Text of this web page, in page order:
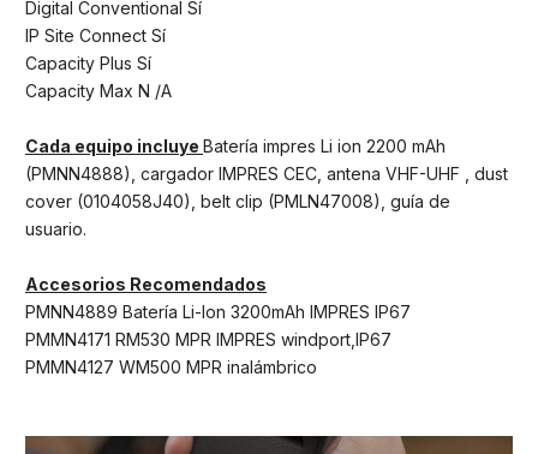
Digital Conventional Sí
IP Site Connect Sí
Capacity Plus Sí
Capacity Max N /A
Cada equipo incluye Batería impres Li ion 2200 mAh
(PMNN4888), cargador IMPRES CEC, antena VHF-UHF , dust
cover (0104058J40), belt clip (PMLN47008), guía de
usuario.
Accesorios Recomendados
PMNN4889 Batería Li-Ion 3200mAh IMPRES IP67
PMMN4171 RM530 MPR IMPRES windport,IP67
PMMN4127 WM500 MPR inalámbrico